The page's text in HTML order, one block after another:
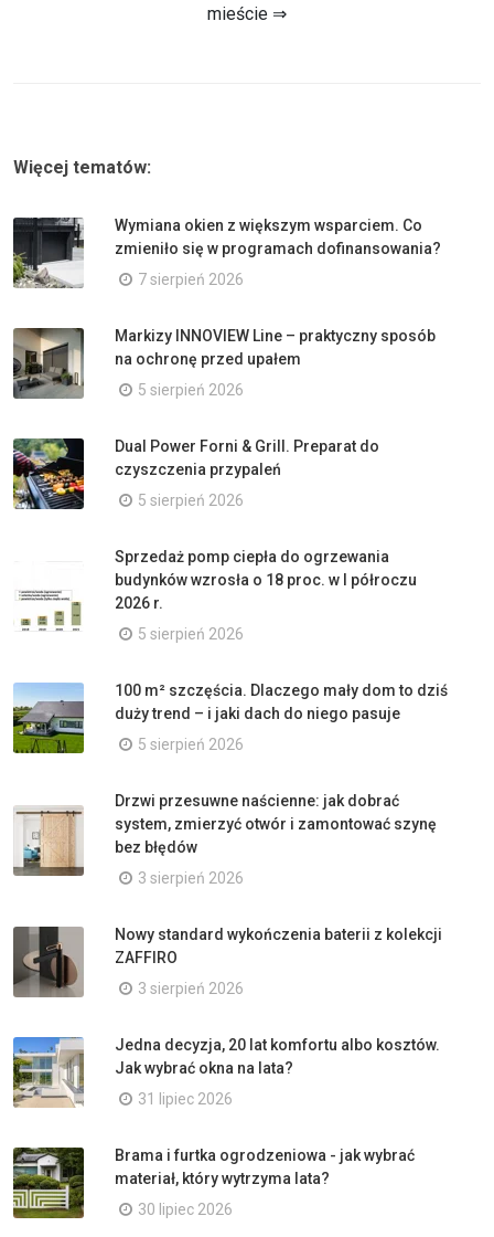
mieście ⇒
Więcej tematów:
Wymiana okien z większym wsparciem. Co
zmieniło się w programach dofinansowania?
7 sierpień 2026
Markizy INNOVIEW Line – praktyczny sposób
na ochronę przed upałem
5 sierpień 2026
Dual Power Forni & Grill. Preparat do
czyszczenia przypaleń
5 sierpień 2026
Sprzedaż pomp ciepła do ogrzewania
budynków wzrosła o 18 proc. w I półroczu
2026 r.
5 sierpień 2026
100 m² szczęścia. Dlaczego mały dom to dziś
duży trend – i jaki dach do niego pasuje
5 sierpień 2026
Drzwi przesuwne naścienne: jak dobrać
system, zmierzyć otwór i zamontować szynę
bez błędów
3 sierpień 2026
Nowy standard wykończenia baterii z kolekcji
ZAFFIRO
3 sierpień 2026
Jedna decyzja, 20 lat komfortu albo kosztów.
Jak wybrać okna na lata?
31 lipiec 2026
Brama i furtka ogrodzeniowa - jak wybrać
materiał, który wytrzyma lata?
30 lipiec 2026